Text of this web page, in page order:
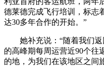
德莱德完成飞行培训，标志
达30多年合作的开始。”
她补充说：“随着我们返
的高峰期每周运营近90个往
的地，为我们在该地区之间